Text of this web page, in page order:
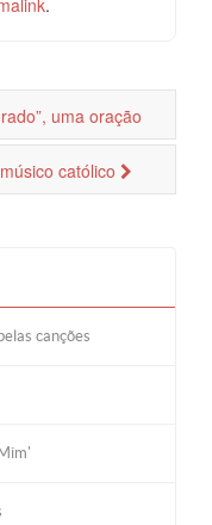
.
uma oração
católico
canções